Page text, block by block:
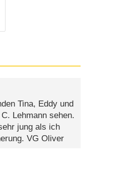
Tina, Eddy und
Lehmann sehen.
jung als ich
VG Oliver